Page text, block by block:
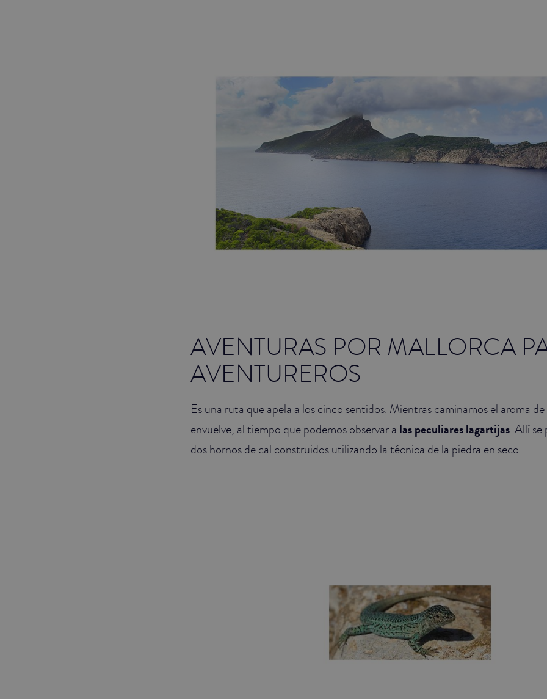
AVENTURAS POR MALLORCA
AVENTUREROS
Es una ruta que apela a los cinco sentidos. Mientras caminamos el aroma
envuelve, al tiempo que podemos observar a las peculiares lagartijas. Allí
dos hornos de cal construidos utilizando la técnica de la piedra en seco.